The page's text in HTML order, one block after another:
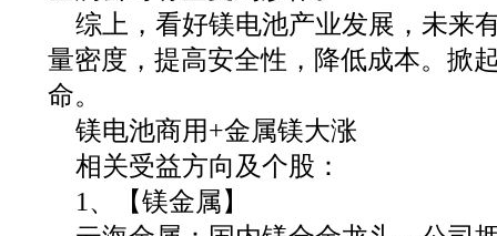
综上，看好镁电池产业发展，未来
量密度，提高安全性，降低成本。掀
命。
镁电池商用+金属镁大涨
相关受益方向及个股：
1、【镁金属】